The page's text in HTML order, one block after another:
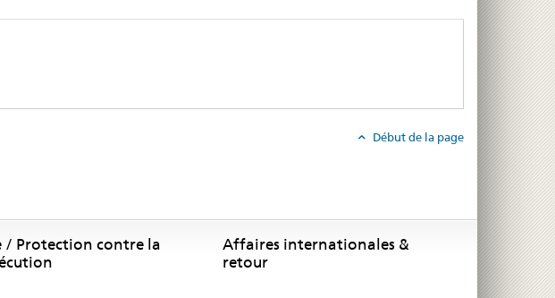
Début de la page
/ Protection contre la
Affaires internationales &
retour